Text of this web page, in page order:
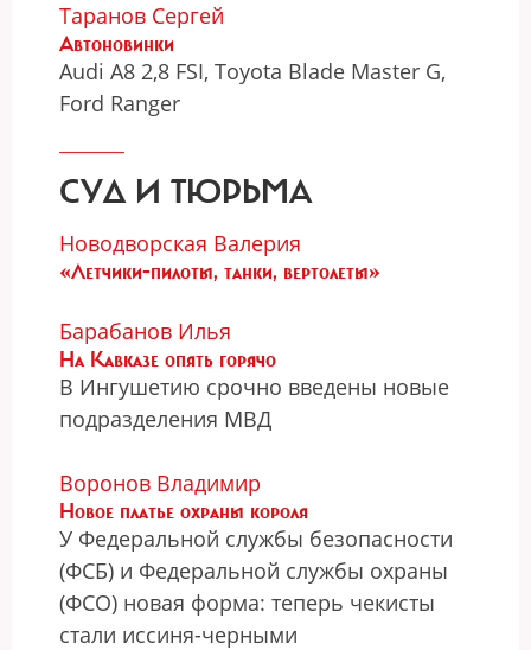
Таранов Сергей
Автоновинки
Audi A8 2,8 FSI, Toyota Blade Master G,
Ford Ranger
СУД И ТЮРЬМА
Новодворская Валерия
«Летчики-пилоты, танки, вертолеты»
Барабанов Илья
На Кавказе опять горячо
В Ингушетию срочно введены новые
подразделения МВД
Воронов Владимир
Новое платье охраны короля
У Федеральной службы безопасности
(ФСБ) и Федеральной службы охраны
(ФСО) новая форма: теперь чекисты
стали иссиня-черными